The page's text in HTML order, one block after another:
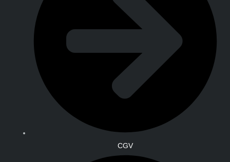
CGV